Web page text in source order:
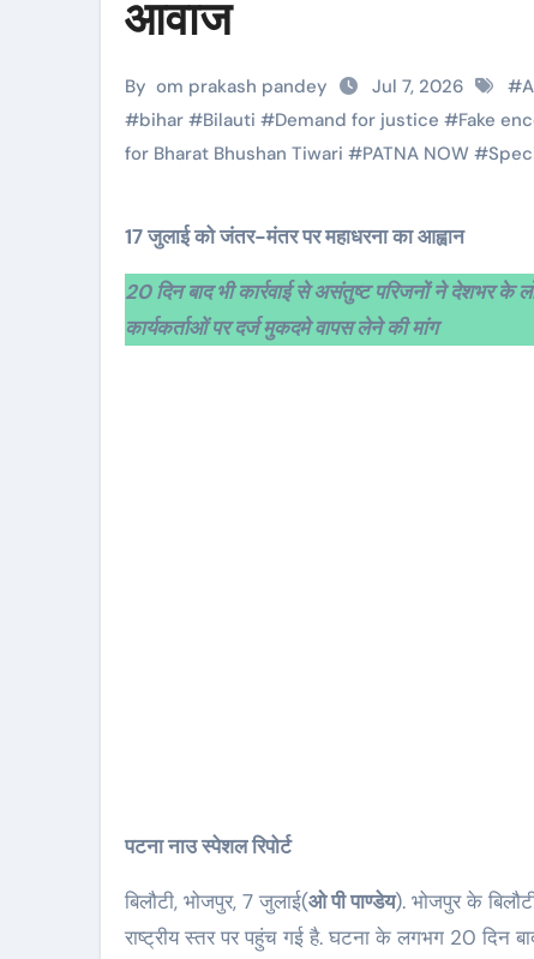
आवाज
By om prakash pandey Jul 7, 2026 #
#bihar #Bilauti #Demand for justice #Fake
for Bharat Bhushan Tiwari #PATNA NOW #
17 जुलाई को जंतर-मंतर पर महाधरना का आह्वान
20 दिन बाद भी कार्रवाई से असंतुष्ट परिजनों ने देशभर के
कार्यकर्ताओं पर दर्ज मुकदमे वापस लेने की मांग
पटना नाउ स्पेशल रिपोर्ट
बिलौटी, भोजपुर, 7 जुलाई(ओ पी पाण्डेय). भोजपुर के
राष्ट्रीय स्तर पर पहुंच गई है. घटना के लगभग 20 दिन